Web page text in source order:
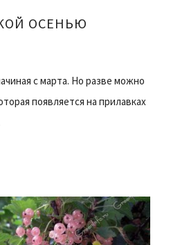
ОСЕНЬЮ
с марта. Но разве можно
появляется на прилавках